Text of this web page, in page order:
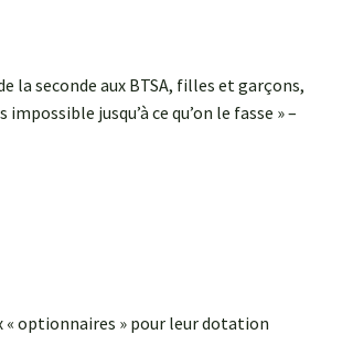
la seconde aux BTSA, filles et garçons,
jusqu’à ce qu’on le fasse » –
« optionnaires » pour leur dotation
l'énergie solaire à Limoux